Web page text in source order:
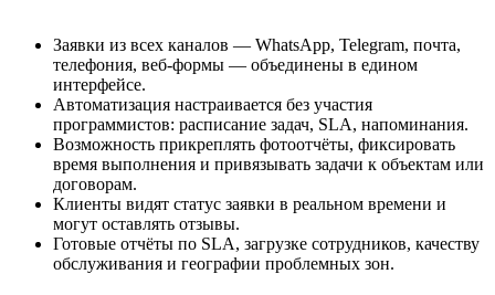
Заявки из всех каналов — WhatsApp, Telegram, почта,
телефония, веб-формы — объединены в едином
интерфейсе.
Автоматизация настраивается без участия
программистов: расписание задач, SLA, напоминания.
Возможность прикреплять фотоотчёты, фиксировать
время выполнения и привязывать задачи к объектам или
договорам.
Клиенты видят статус заявки в реальном времени и
могут оставлять отзывы.
Готовые отчёты по SLA, загрузке сотрудников, качеству
обслуживания и географии проблемных зон.